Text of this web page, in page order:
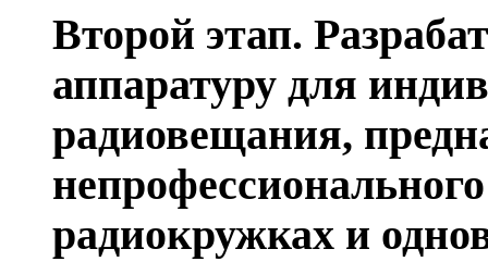
Второй этап.
аппаратуру для
радиовещания,
радиокружках и